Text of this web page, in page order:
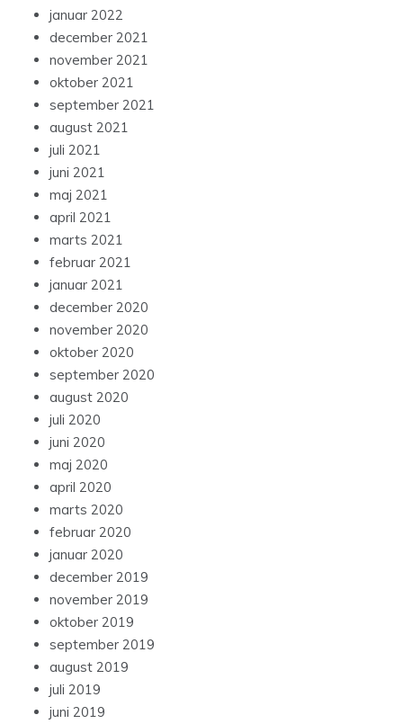
januar 2022
december 2021
november 2021
oktober 2021
september 2021
august 2021
juli 2021
juni 2021
maj 2021
april 2021
marts 2021
februar 2021
januar 2021
december 2020
november 2020
oktober 2020
september 2020
august 2020
juli 2020
juni 2020
maj 2020
april 2020
marts 2020
februar 2020
januar 2020
december 2019
november 2019
oktober 2019
september 2019
august 2019
juli 2019
juni 2019